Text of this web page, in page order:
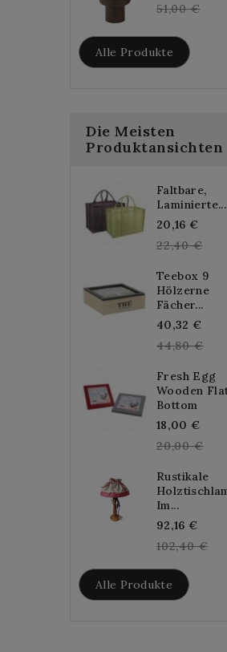
51,00 €
Alle Produkte
Die Meisten
Produktansichten
Faltbare,
Laminierte...
20,16 €
price
22,40 €
Teebox 9
Hölzerne
Fächer...
40,32 €
price
44,80 €
Fresh Egg
Wooden
Bottom
18,00 €
price
20,00 €
Rustikale
Im...
92,16 €
price
102,40 €
Alle Produkte